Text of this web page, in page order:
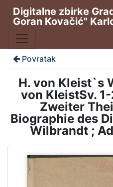
Digitalne zbirke
Goran Kovačić"
Povratak
H. von Kleist`s
von KleistSv.
Zweiter
Biographie des
Wilbrandt ;